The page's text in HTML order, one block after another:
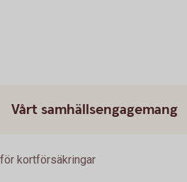
Vårt samhällsengagemang
kortförsäkringar